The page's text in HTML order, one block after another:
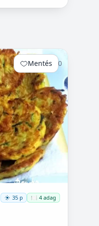
Mentés 0
35 p 🍽️ 4 adag